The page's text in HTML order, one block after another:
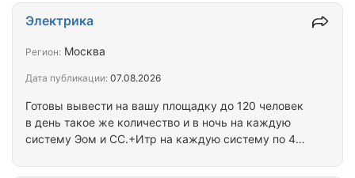
Готовы вывести на вашу площадку до 120 человек
в день такое же количество и в ночь на каждую
систему Эом и СС.+Итр на каждую систему по 4
Электрика
Регион: Москва
Дата публикации: 07.08.2026